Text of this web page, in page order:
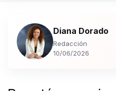
Diana Dorado
Redacción
10/06/2026